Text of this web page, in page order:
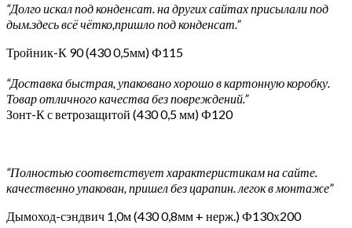
“Долго искал под конденсат. на других сайтах присылали под
дым.здесь всё чётко,пришло под конденсат.”
Тройник-К 90 (430 0,5мм) Ф115
“Доставка быстрая, упаковано хорошо в картонную коробку.
Товар отличного качества без повреждений.”
Зонт-К с ветрозащитой (430 0,5 мм) Ф120
“Полностью соответствует характеристикам на сайте.
качественно упакован, пришел без царапин. легок в монтаже”
Дымоход-сэндвич 1,0м (430 0,8мм + нерж.) Ф130х200